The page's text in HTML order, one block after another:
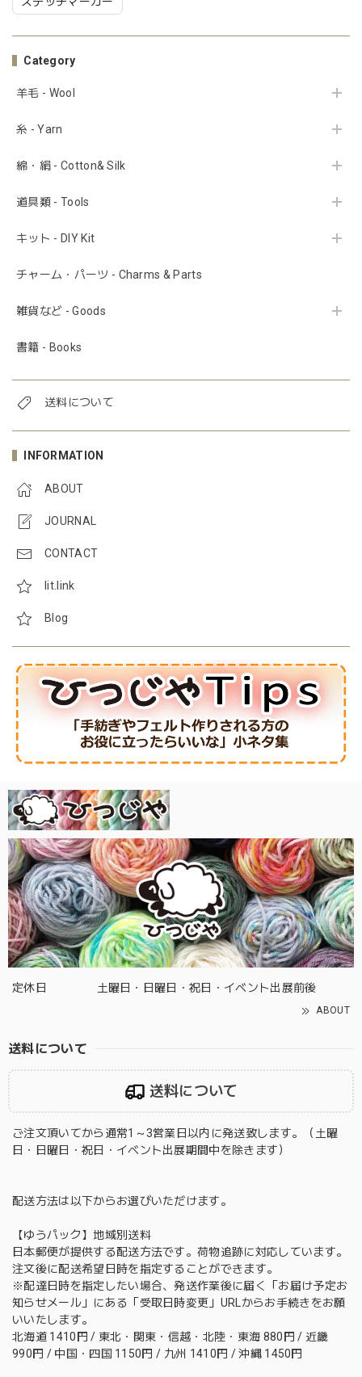
Category
羊毛 - Wool
糸 - Yarn
綿・絹 - Cotton& Silk
道具類 - Tools
キット - DIY Kit
チャーム・パーツ - Charms & Parts
雑貨など - Goods
書籍 - Books
送料について
INFORMATION
ABOUT
JOURNAL
CONTACT
lit.link
Blog
定休日 土曜日・日曜日・祝日・イベント出展前後
ABOUT
送料について
送料について
ご注文頂いてから通常1～3営業日以内に発送致します。（土曜
日・日曜日・祝日・イベント出展期間中を除きます）
配送方法は以下からお選びいただけます。
【ゆうパック】地域別送料
日本郵便が提供する配送方法です。荷物追跡に対応しています。
注文後に配送希望日時を指定することができます。
※配達日時を指定したい場合、発送作業後に届く「お届け予定お
知らせメール」にある「受取日時変更」URLからお手続きをお願
いいたします。
北海道 1410円 / 東北・関東・信越・北陸・東海 880円 / 近畿
990円 / 中国・四国 1150円 / 九州 1410円 / 沖縄 1450円